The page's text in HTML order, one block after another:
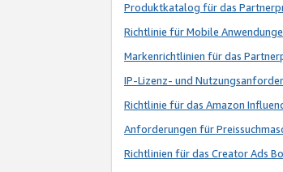
Produktkatalog für das
Richtlinie für Mobile
Markenrichtlinien für das
IP-Lizenz- und
Richtlinie für das Amazon
Anforderungen für
Richtlinien für das Creator Ads